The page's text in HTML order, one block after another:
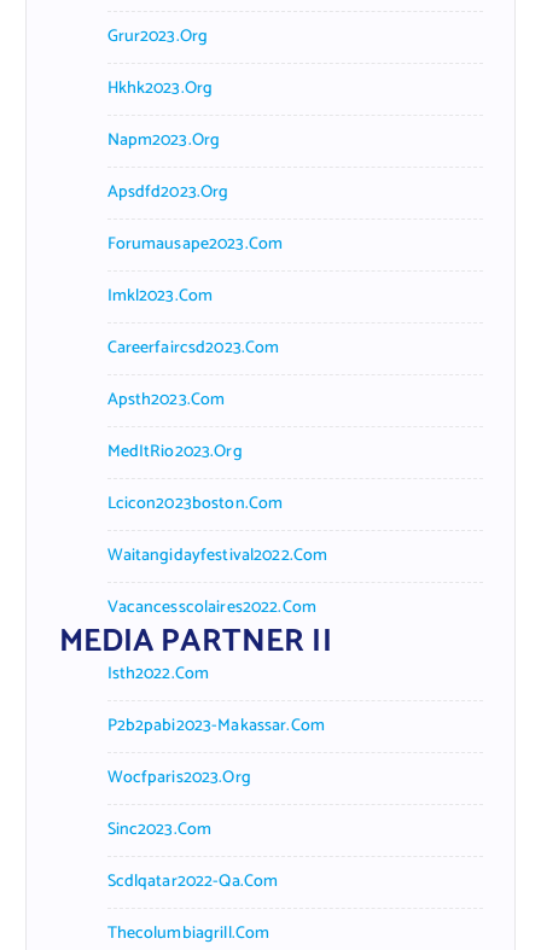
Grur2023.org
Hkhk2023.org
Napm2023.org
Apsdfd2023.org
Forumausape2023.com
Imkl2023.com
Careerfaircsd2023.com
Apsth2023.com
MedItRio2023.org
Lcicon2023boston.com
Waitangidayfestival2022.com
Vacancesscolaires2022.com
MEDIA PARTNER II
Isth2022.com
P2b2pabi2023-Makassar.com
Wocfparis2023.org
Sinc2023.com
Scdlqatar2022-Qa.com
Thecolumbiagrill.com